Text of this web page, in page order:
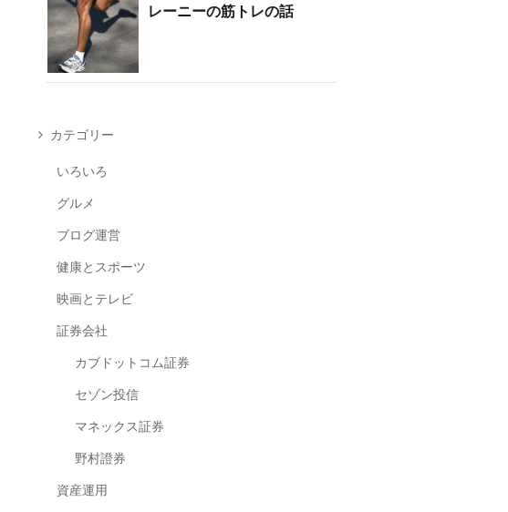
レーニーの筋トレの話
カテゴリー
いろいろ
グルメ
ブログ運営
健康とスポーツ
映画とテレビ
証券会社
カブドットコム証券
セゾン投信
マネックス証券
野村證券
資産運用